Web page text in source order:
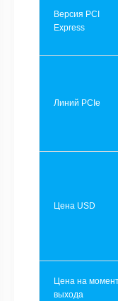
Версия PCI
Express
Линий PCIe
Цена USD
Цена на
выхода